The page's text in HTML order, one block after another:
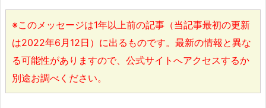
※このメッセージは1年以上前の記事（当記事最初の更新
は2022年6月12日）に出るものです。最新の情報と異な
る可能性がありますので、公式サイトへアクセスするか
別途お調べください。